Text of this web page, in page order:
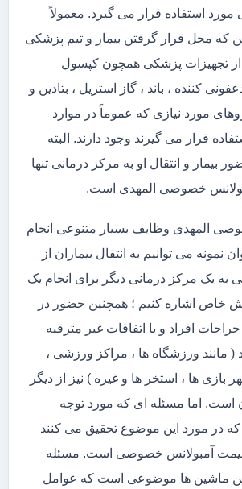
مورد استفاده قرار می گیرد. معمولاً
که محل قرار گرفتن بیمار و تیم پزشکی
تجهیزات پزشکی همچون کپسول
کننده ، باند ، گاز استریل ، بتادین و
مورد نیازی که عموماً در موارد
قرار می گیرند وجود دارند. البته
بیمار و انتقال او به مرکز درمانی تنها
خصوصی المهدی است.
المهدی وظایف بسیار متنوعی انجام
نمونه می توانیم به انتقال بیماران از
یک مرکز درمانی دیگر برای انجام یک
خاص اشاره کنیم ؛ همچنین حضور در
افراد و یا اتفاقات غیر مترقبه
( مانند ورزشگاه ها ، مراکز ورزشی ،
بازی ها ، استخر ها و غیره ) نیز از دیگر
است. اما مسئله ای که مورد توجه
که در مورد این موضوع تحقیق می کنند
قیمت آمبولانس خصوصی است. مسئله
ماشین ها موضوعی است که عوامل